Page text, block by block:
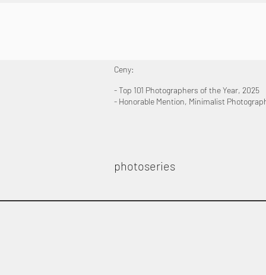
Ceny:
- Top 101 Photographers of the Year, 2025
- Honorable Mention, Minimalist
photoseries